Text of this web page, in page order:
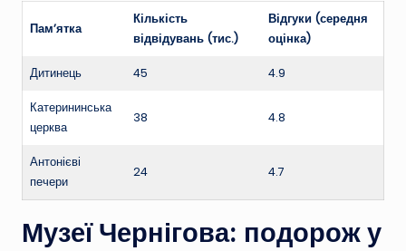
Пам’ятка
Кількість
відвідувань (тис.)
Відгуки (середня
оцінка)
Дитинець 45 4.9
Катерининська
церква
38 4.8
Антонієві
печери
24 4.7
Музеї Чернігова: подорож у